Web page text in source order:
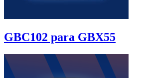
GBC102 para GBX55